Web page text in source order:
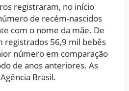
registraram, no início
de recém-nascidos
com o nome da mãe. De
registrados 56,9 mil bebês
número em comparação
de anos anteriores. As
Brasil.